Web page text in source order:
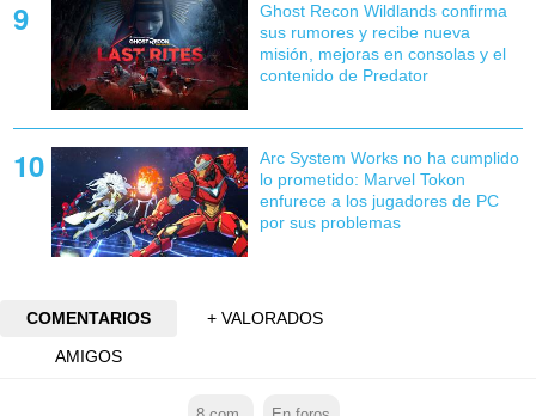
Ghost Recon Wildlands confirma
sus rumores y recibe nueva
misión, mejoras en consolas y el
contenido de Predator
Arc System Works no ha cumplido
lo prometido: Marvel Tokon
enfurece a los jugadores de PC
por sus problemas
COMENTARIOS
+ VALORADOS
AMIGOS